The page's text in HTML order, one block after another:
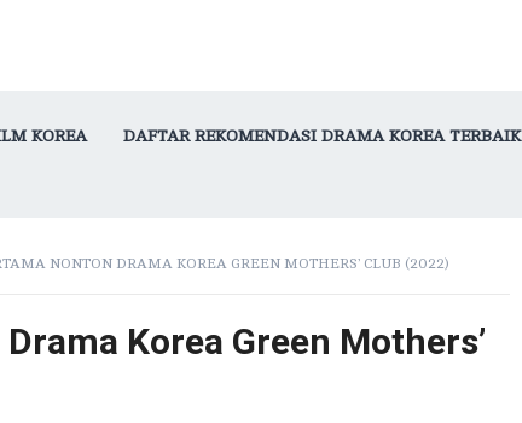
KOREA DAFTAR REKOMENDASI DRAMA KOREA TERBAIK
NONTON DRAMA KOREA GREEN MOTHERS’ CLUB (2022)
Korea Green Mothers’